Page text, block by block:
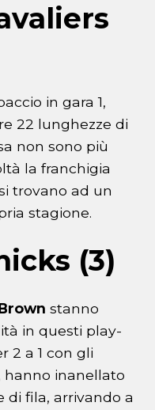
in gara 1,
22 lunghezze di
non sono più
la franchigia
trovano ad un
stagione.
(3)
stanno
in questi play-
2 a 1 con gli
hanno inanellato
di fila, arrivando a